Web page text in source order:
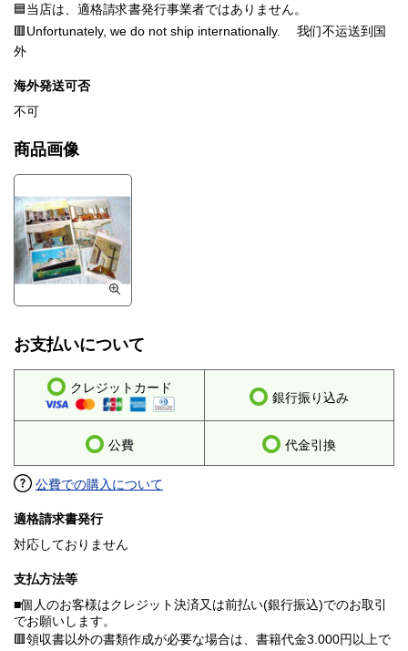
🟦当店は、適格請求書発行事業者ではありません。
🟥Unfortunately, we do not ship internationally. 我们不运送到国
外
海外発送可否
不可
商品画像
お支払いについて
クレジットカード
銀行振り込み
公費 代金引換
公費での購入について
適格請求書発行
対応しておりません
支払方法等
■個人のお客様はクレジット決済又は前払い(銀行振込)でのお取引
でお願いします。
🟥領収書以外の書類作成が必要な場合は、書籍代金3.000円以上で